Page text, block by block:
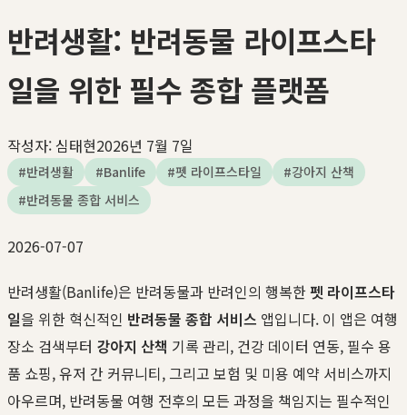
반려생활: 반려동물 라이프스타
일을 위한 필수 종합 플랫폼
작성자:심태현2026년 7월 7일
#반려생활 #Banlife #펫 라이프스타일 #강아지 산책
#반려동물 종합 서비스
2026-07-07
반려생활(Banlife)은 반려동물과 반려인의 행복한펫 라이프스타
일을 위한 혁신적인 반려동물 종합 서비스 앱입니다. 이 앱은 여행
장소 검색부터 강아지 산책 기록 관리, 건강 데이터 연동, 필수 용
품 쇼핑, 유저 간 커뮤니티, 그리고 보험 및 미용 예약 서비스까지
아우르며, 반려동물 여행 전후의 모든 과정을 책임지는 필수적인